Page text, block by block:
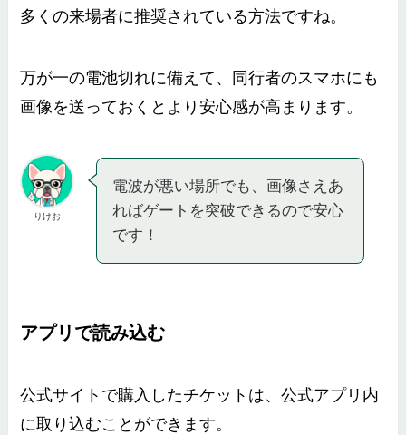
多くの来場者に推奨されている方法ですね。
万が一の電池切れに備えて、同行者のスマホにも
画像を送っておくとより安心感が高まります。
りけお
電波が悪い場所でも、画像さえあ
ればゲートを突破できるので安心
です！
アプリで読み込む
公式サイトで購入したチケットは、公式アプリ内
に取り込むことができます。